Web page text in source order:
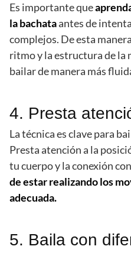
Es importante que
la bachataantes de
complejos. De esta
ritmo y la estructura de la
bailar de manera más
4. Presta
La técnica es clave para
Presta atención a la
tu cuerpo y la conexión
de estar realizando los
adecuada.
5. Baila con